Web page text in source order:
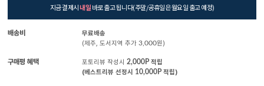
지금 결제시내일바로 출고 됩니다(주말/공휴일은 월요일 출고 예정)
배송비
무료배송
(제주, 도서지역 추가 3,000원)
구매평 혜택 포토리뷰 작성시 2,000P적립
(베스트리뷰 선정시 10,000P적립)